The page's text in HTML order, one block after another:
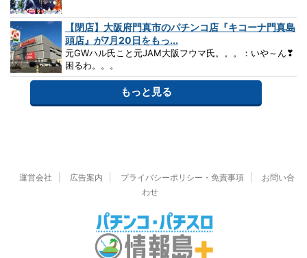
【閉店】大阪府門真市のパチンコ店『キコーナ門真島
頭店』が7月20日をもっ...
元GWハル氏こと元JAM大阪フウマ氏。。。：いや～ん❣
困るわ。。。
もっと見る
運営会社 広告案内 プライバシーポリシー・免責事項
お問い合
わせ